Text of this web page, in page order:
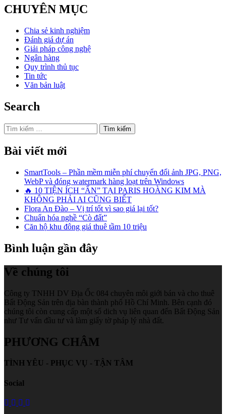
CHUYÊN MỤC
Chia sẻ kinh nghiệm
Đánh giá dự án
Giải pháp công nghệ
Ngân hàng
Quy trình thủ tục
Tin tức
Văn bản luật
Search
Tìm
kiếm
cho:
Bài viết mới
SmartTools – Phần mềm miễn phí chuyển đổi ảnh JPG, PNG,
WebP và đóng watermark hàng loạt trên Windows
🔥 10 TIỆN ÍCH “ẨN” TẠI PARIS HOÀNG KIM MÀ
KHÔNG PHẢI AI CŨNG BIẾT
Flora An Đào – Vị trí tốt vì sao giá lại tốt?
Chuẩn hóa nghề “Cò đất”
Căn hộ khu đông giá thuê tầm 10 triệu
Bình luận gần đây
Về chúng tôi
Công ty TNHH DV Địa Ốc 084 chuyên môi giới bán và cho thuê
Bất Động Sản trên địa bàn thành phố Hồ Chí Minh. Bên cạnh đó
chúng tôi còn cung cấp một số dich vụ liên quan đến Bất Động Sản
như Tư vấn đầu tư và làm giấy tờ pháp lý nhà đất.
PHƯƠNG CHÂM
TÌNH YÊU - PHỤC VỤ - TẬN TÂM
Social